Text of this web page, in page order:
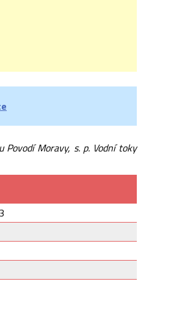
Moravy, s. p. Vodní toky